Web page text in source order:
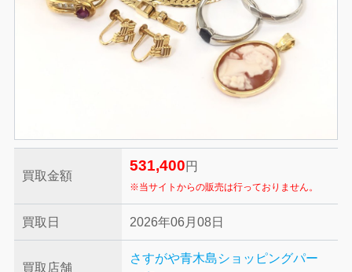
買取金額
531,400 円
※当サイトからの販売は行っておりません。
買取日 2026年06月08日
買取店舗
さすがや青木島ショッピングパー